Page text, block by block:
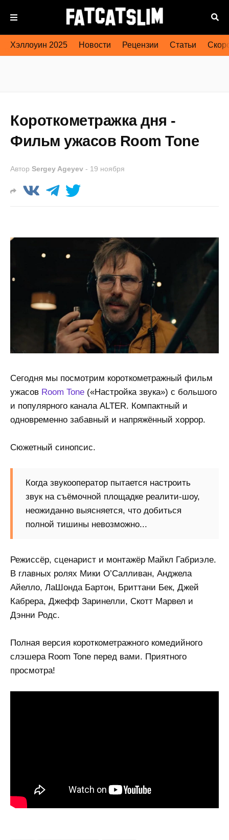
Хэллоуин 2025 Новости Рецензии Статьи
Короткометражка дня -
Фильм ужасов Room Tone
Автор Sergey Ageyev - 19 ноября
Сегодня мы посмотрим короткометражный фильм
ужасов Room Tone («Настройка звука») с большого
и популярного канала ALTER. Компактный и
одновременно забавный и напряжённый хоррор.
Сюжетный синопсис.
Когда звукооператор пытается настроить
звук на съёмочной площадке реалити-шоу,
неожиданно выясняется, что добиться
полной тишины невозможно...
Режиссёр, сценарист и монтажёр Майкл Габриэле.
В главных ролях Мики О’Салливан, Анджела
Айелло, ЛаШонда Бартон, Бриттани Бек, Джей
Кабрера, Джефф Заринелли, Скотт Марвел и
Дэнни Родс.
Полная версия короткометражного комедийного
слэшера Room Tone перед вами. Приятного
просмотра!